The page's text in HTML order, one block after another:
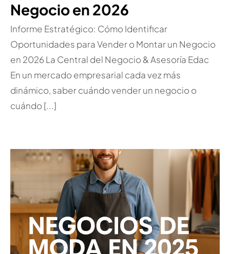
Negocio en 2026
Informe Estratégico: Cómo Identificar
Oportunidades para Vender o Montar un Negocio
en 2026 La Central del Negocio & Asesoría Edac
En un mercado empresarial cada vez más
dinámico, saber cuándo vender un negocio o
cuándo [...]